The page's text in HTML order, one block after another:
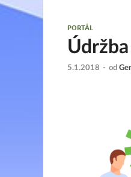
PORTÁL
5.1.2018 - od